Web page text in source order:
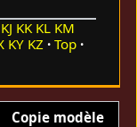
KJ KK KL KM
KY KZ
Top
Copie modèle